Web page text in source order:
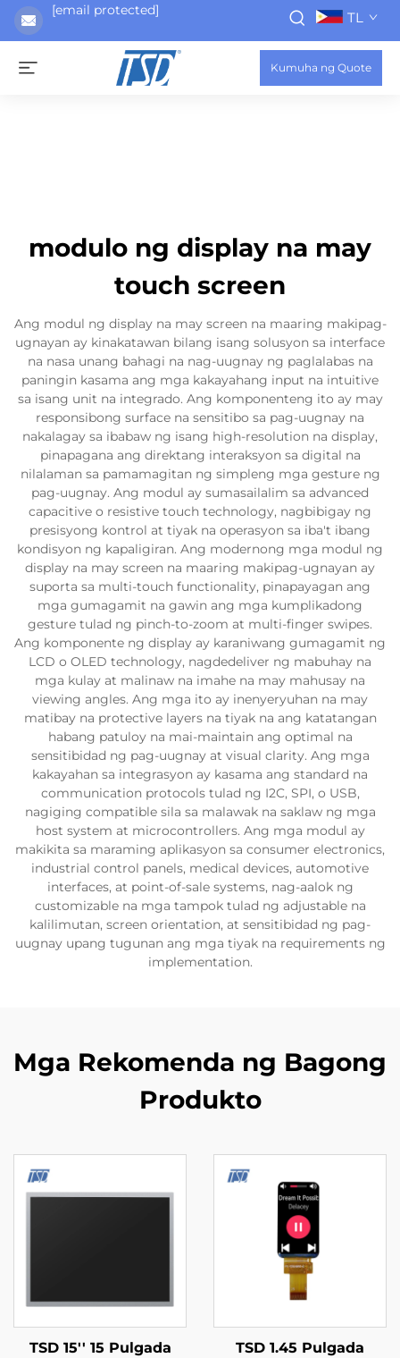
[email protected] TL
Kumuha ng Quote
modulo ng display na may
touch screen
Ang modul ng display na may screen na maaring makipag-
ugnayan ay kinakatawan bilang isang solusyon sa interface
na nasa unang bahagi na nag-uugnay ng paglalabas na
paningin kasama ang mga kakayahang input na intuitive
sa isang unit na integrado. Ang komponenteng ito ay may
responsibong surface na sensitibo sa pag-uugnay na
nakalagay sa ibabaw ng isang high-resolution na display,
pinapagana ang direktang interaksyon sa digital na
nilalaman sa pamamagitan ng simpleng mga gesture ng
pag-uugnay. Ang modul ay sumasailalim sa advanced
capacitive o resistive touch technology, nagbibigay ng
presisyong kontrol at tiyak na operasyon sa iba't ibang
kondisyon ng kapaligiran. Ang modernong mga modul ng
display na may screen na maaring makipag-ugnayan ay
suporta sa multi-touch functionality, pinapayagan ang
mga gumagamit na gawin ang mga kumplikadong
gesture tulad ng pinch-to-zoom at multi-finger swipes.
Ang komponente ng display ay karaniwang gumagamit ng
LCD o OLED technology, nagdedeliver ng mabuhay na
mga kulay at malinaw na imahe na may mahusay na
viewing angles. Ang mga ito ay inenyeryuhan na may
matibay na protective layers na tiyak na ang katatangan
habang patuloy na mai-maintain ang optimal na
sensitibidad ng pag-uugnay at visual clarity. Ang mga
kakayahan sa integrasyon ay kasama ang standard na
communication protocols tulad ng I2C, SPI, o USB,
nagiging compatible sila sa malawak na saklaw ng mga
host system at microcontrollers. Ang mga modul ay
makikita sa maraming aplikasyon sa consumer electronics,
industrial control panels, medical devices, automotive
interfaces, at point-of-sale systems, nag-aalok ng
customizable na mga tampok tulad ng adjustable na
kalilimutan, screen orientation, at sensitibidad ng pag-
uugnay upang tugunan ang mga tiyak na requirements ng
implementation.
Mga Rekomenda ng Bagong
Produkto
TSD 15'' 15 Pulgada
TSD 1.45 Pulgada